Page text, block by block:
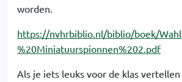
worden.
https://nvhrbiblio.nl/biblio/boek/
%20Miniatuurspionnen%202.pdf
Als je iets leuks voor de klas